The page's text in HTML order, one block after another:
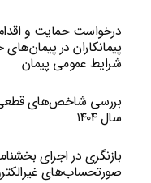
درخواست حمایت و
شرایط عمومی پیمان
بررسی شاخص‌های
سال ۱۴۰۴
بازنگری در اجرای
صورتحساب‌های